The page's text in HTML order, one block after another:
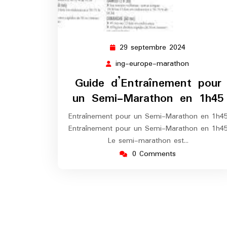
29 septembre 2024
septembre
ing-europe-marathon
europe-
marathon
Guide d’Entraînement pour
un Semi-Marathon en 1h45
Entraînement pour un Semi-Marathon en
Entraînement pour un Semi-Marathon en
Le semi-marathon est…
0 Comments